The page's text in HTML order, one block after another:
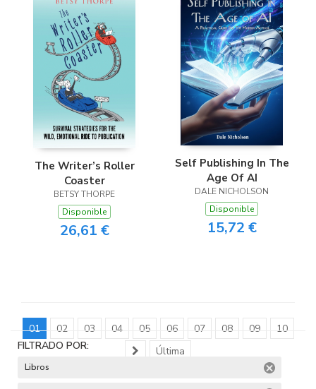
The Writer’s Roller
Coaster
BETSY THORPE
Disponible
26,61 €
Self Publishing In The
Age Of AI
DALE NICHOLSON
Disponible
15,72 €
01 02 03 04 05 06 07 08 09
10
Última
FILTRADO POR:
Libros